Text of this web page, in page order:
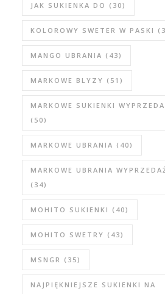
JAK SUKIENKA DO (30)
KOLOROWY SWETER W PASKI
MANGO UBRANIA (43)
MARKOWE BLYZY (51)
MARKOWE SUKIENKI
(50)
MARKOWE UBRANIA (40)
MARKOWE UBRANIA
(34)
MOHITO SUKIENKI (40)
MOHITO SWETRY (43)
MSNGR (35)
NAJPIĘKNIEJSZE SUKIENKI NA